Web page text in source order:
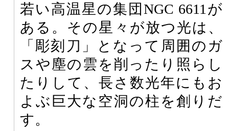
若い高温星の集団NGC 6611が
ある。その星々が放つ光は、
「彫刻刀」となって周囲のガ
スや塵の雲を削ったり照らし
たりして、長さ数光年にもお
よぶ巨大な空洞の柱を創りだ
す。